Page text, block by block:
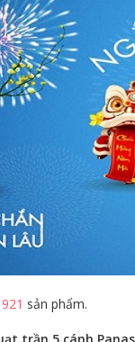
921 sản phẩm.